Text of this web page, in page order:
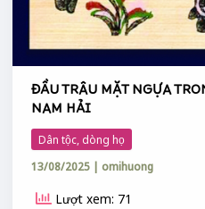
ĐẦU TRÂU MẶT NGỰA
NAM HẢI
Dân tộc, dòng họ
13/08/2025 | omihuong
Lượt xem: 71